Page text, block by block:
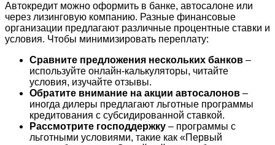
Автокредит можно оформить в банке, автосалоне или
через лизинговую компанию. Разные финансовые
организации предлагают различные процентные ставки и
условия. Чтобы минимизировать переплату:
Сравните предложения нескольких банков –
используйте онлайн-калькуляторы, читайте
условия, изучайте отзывы.
Обратите внимание на акции автосалонов –
иногда дилеры предлагают льготные программы
кредитования с субсидированной ставкой.
Рассмотрите господдержку – программы с
льготными условиями, такие как «Первый